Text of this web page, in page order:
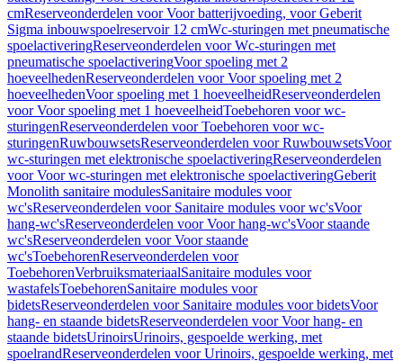
cmReserveonderdelen voor Voor batterijvoeding, voor Geberit
Sigma inbouwspoelreservoir 12 cmWc-sturingen met pneumatische
spoelactiveringReserveonderdelen voor Wc-sturingen met
pneumatische spoelactiveringVoor spoeling met 2
hoeveelhedenReserveonderdelen voor Voor spoeling met 2
hoeveelhedenVoor spoeling met 1 hoeveelheidReserveonderdelen
voor Voor spoeling met 1 hoeveelheidToebehoren voor wc-
sturingenReserveonderdelen voor Toebehoren voor wc-
sturingenRuwbouwsetsReserveonderdelen voor RuwbouwsetsVoor
wc-sturingen met elektronische spoelactiveringReserveonderdelen
voor Voor wc-sturingen met elektronische spoelactiveringGeberit
Monolith sanitaire modulesSanitaire modules voor
wc'sReserveonderdelen voor Sanitaire modules voor wc'sVoor
hang-wc'sReserveonderdelen voor Voor hang-wc'sVoor staande
wc'sReserveonderdelen voor Voor staande
wc'sToebehorenReserveonderdelen voor
ToebehorenVerbruiksmateriaalSanitaire modules voor
wastafelsToebehorenSanitaire modules voor
bidetsReserveonderdelen voor Sanitaire modules voor bidetsVoor
hang- en staande bidetsReserveonderdelen voor Voor hang- en
staande bidetsUrinoirsUrinoirs, gespoelde werking, met
spoelrandReserveonderdelen voor Urinoirs, gespoelde werking, met